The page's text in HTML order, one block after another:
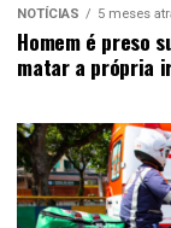
NOTÍCIAS 5 meses
Homem é preso
matar a própria